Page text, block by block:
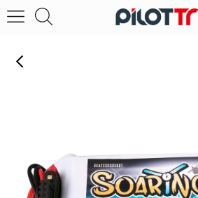
Gens ace G-Tech Soaring 2200mAh 11.1V 30C 3S1P